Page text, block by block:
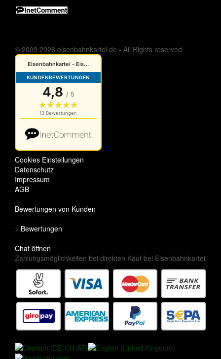
© 2009 2026 eisenbahnkartei.de - All Rights reserved
Cookies Einstellungen
Datenschutz
Impressum
AGB
Bewertungen von Kunden
> Bewertungen
Chat öffnen
Zahlungsmöglichkeiten bei direkten Kauf bei Eisenbahnkartei